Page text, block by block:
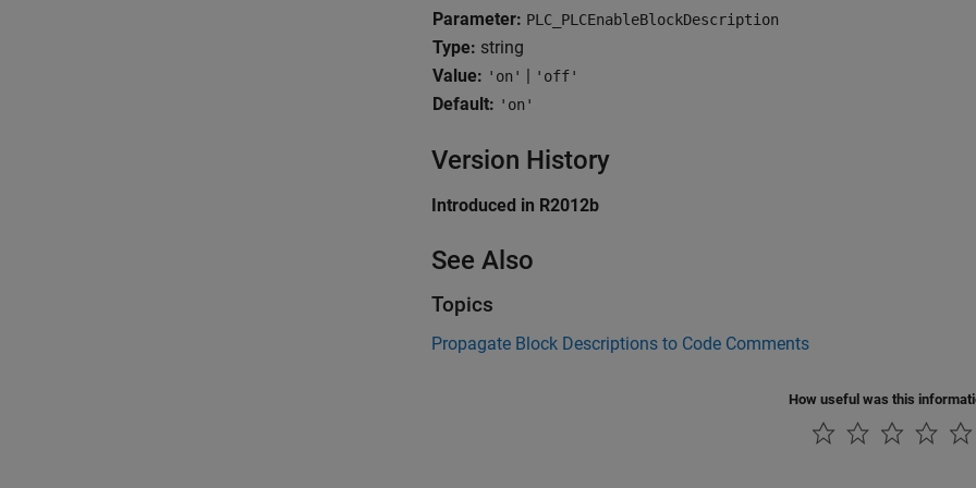
Parameter: PLC_PLCEnableBlockDescription
Type: string
Value: 'on' | 'off'
Default: 'on'
Version History
Introduced in R2012b
See Also
Topics
Propagate Block Descriptions to Code Comments
How useful was this